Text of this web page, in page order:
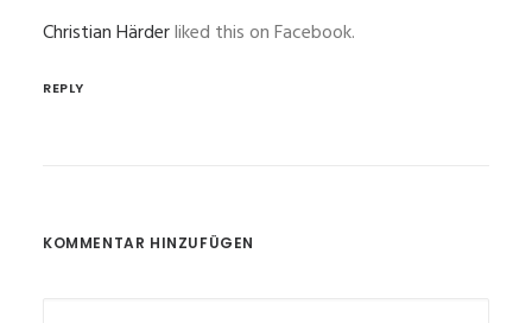
Christian Härderliked this on Facebook.
REPLY
KOMMENTAR HINZUFÜGEN